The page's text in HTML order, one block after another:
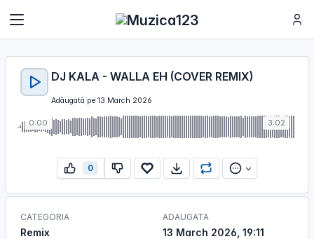
DJ KALA - WALLA EH (COVER REMIX)
Adăugată pe 13 March 2026
0:00 3:02
0
CATEGORIA
Remix
ADAUGATA
13 March 2026, 19:11